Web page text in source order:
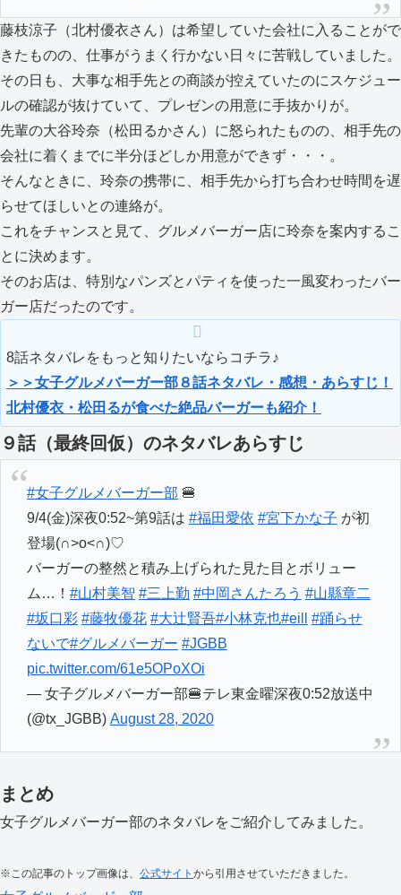
藤枝涼子（北村優衣さん）は希望していた会社に入ることがで
きたものの、仕事がうまく行かない日々に苦戦していました。
その日も、大事な相手先との商談が控えていたのにスケジュー
ルの確認が抜けていて、プレゼンの用意に手抜かりが。
先輩の大谷玲奈（松田るかさん）に怒られたものの、相手先の
会社に着くまでに半分ほどしか用意ができず・・・。
そんなときに、玲奈の携帯に、相手先から打ち合わせ時間を遅
らせてほしいとの連絡が。
これをチャンスと見て、グルメバーガー店に玲奈を案内するこ
とに決めます。
そのお店は、特別なパンズとパティを使った一風変わったバー
ガー店だったのです。
8話ネタバレをもっと知りたいならコチラ♪
＞＞女子グルメバーガー部８話ネタバレ・感想・あらすじ！
北村優衣・松田るが食べた絶品バーガーも紹介！
９話（最終回仮）のネタバレあらすじ
#女子グルメバーガー部 🍔
9/4(金)深夜0:52~第9話は #福田愛依 #宮下かな子 が初
登場(∩˃o˂∩)♡
バーガーの整然と積み上げられた見た目とボリュー
ム…！ #山村美智 #三上勤 #中岡さんたろう #山縣章二
#坂口彩 #藤牧優花 #大辻賢吾#小林克也#eill
#踊らせ
ないで#グルメバーガー #JGBB
pic.twitter.com/61e5OPoXOi
— 女子グルメバーガー部🍔テレ東金曜深夜0:52放送中
(@tx_JGBB) August 28, 2020
まとめ
女子グルメバーガー部のネタバレをご紹介してみました。
※この記事のトップ画像は、 公式サイト から引用させていただきました。